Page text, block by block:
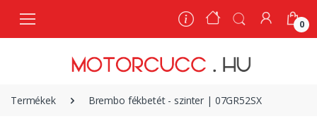
0
Termékek Brembo fékbetét - szinter | 07GR52SX
0